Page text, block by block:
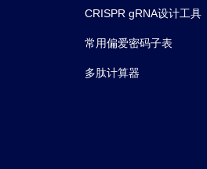
CRISPR gRNA设计工具
常用偏爱密码子表
多肽计算器